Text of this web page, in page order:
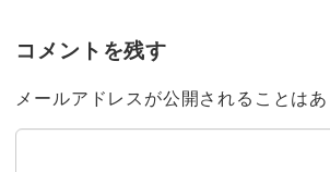
コメントを残す
メールアドレスが公開されることはあ